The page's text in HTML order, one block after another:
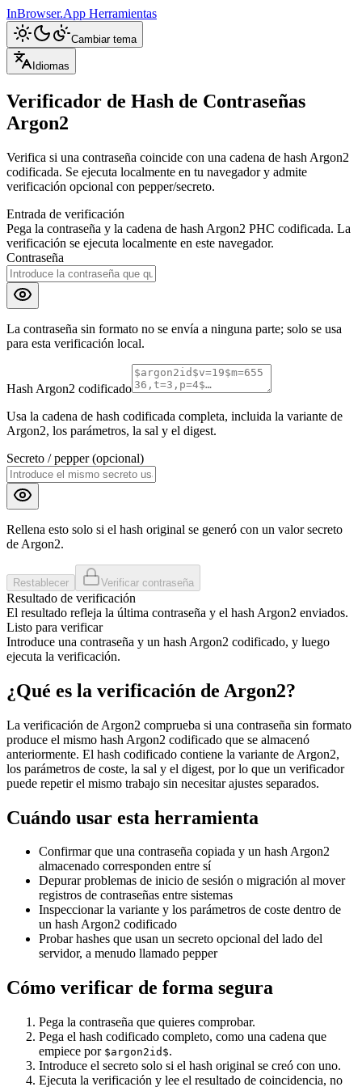
InBrowser.App Herramientas
Cambiar tema
Idiomas
Verificador de Hash de Contraseñas
Argon2
Verifica si una contraseña coincide con una cadena de hash Argon2
codificada. Se ejecuta localmente en tu navegador y admite
verificación opcional con pepper/secreto.
Entrada de verificación
Pega la contraseña y la cadena de hash Argon2 PHC codificada. La
verificación se ejecuta localmente en este navegador.
Contraseña
La contraseña sin formato no se envía a ninguna parte; solo se usa
para esta verificación local.
Hash Argon2 codificado
Usa la cadena de hash codificada completa, incluida la variante de
Argon2, los parámetros, la sal y el digest.
Secreto / pepper (opcional)
Rellena esto solo si el hash original se generó con un valor secreto
de Argon2.
Restablecer Verificar contraseña
Resultado de verificación
El resultado refleja la última contraseña y el hash Argon2 enviados.
Listo para verificar
Introduce una contraseña y un hash Argon2 codificado, y luego
ejecuta la verificación.
¿Qué es la verificación de Argon2?
La verificación de Argon2 comprueba si una contraseña sin formato
produce el mismo hash Argon2 codificado que se almacenó
anteriormente. El hash codificado contiene la variante de Argon2,
los parámetros de coste, la sal y el digest, por lo que un verificador
puede repetir el mismo trabajo sin necesitar ajustes separados.
Cuándo usar esta herramienta
Confirmar que una contraseña copiada y un hash Argon2
almacenado corresponden entre sí
Depurar problemas de inicio de sesión o migración al mover
registros de contraseñas entre sistemas
Inspeccionar la variante y los parámetros de coste dentro de
un hash Argon2 codificado
Probar hashes que usan un secreto opcional del lado del
servidor, a menudo llamado pepper
Cómo verificar de forma segura
Pega la contraseña que quieres comprobar.
Pega el hash codificado completo, como una cadena que
empiece por $argon2id$.
Introduce el secreto solo si el hash original se creó con uno.
Ejecuta la verificación y lee el resultado de coincidencia, no